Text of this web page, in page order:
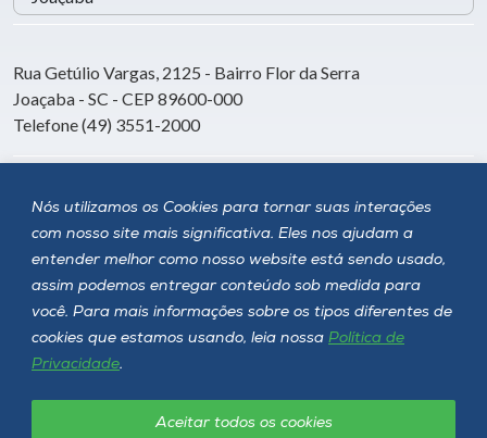
Nós utilizamos os Cookies para tornar suas interações
com nosso site mais significativa. Eles nos ajudam a
entender melhor como nosso website está sendo usado,
assim podemos entregar conteúdo sob medida para
você. Para mais informações sobre os tipos diferentes de
cookies que estamos usando, leia nossa Política de
Privacidade.
Aceitar todos os cookies
Rua Getúlio Vargas, 2125 - Bairro Flor da Serra
Joaçaba - SC - CEP 89600-000
Telefone (49) 3551-2000
Siga a Unoesc